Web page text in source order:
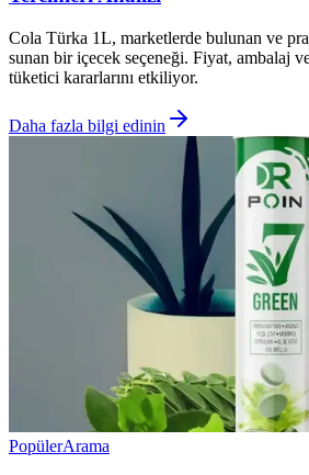
Cola Türka 1L, marketlerde bulunan ve
sunan bir içecek seçeneği. Fiyat, ambalaj
tüketici kararlarını etkiliyor.
Daha fazla bilgi edinin
PopülerArama